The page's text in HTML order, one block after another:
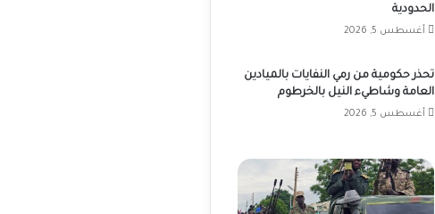
الحدودية
أغسطس 5, 2026
تحذر حكومية من رمي النفايات بالميادين
العامة وشاطيء النيل بالخرطوم
أغسطس 5, 2026